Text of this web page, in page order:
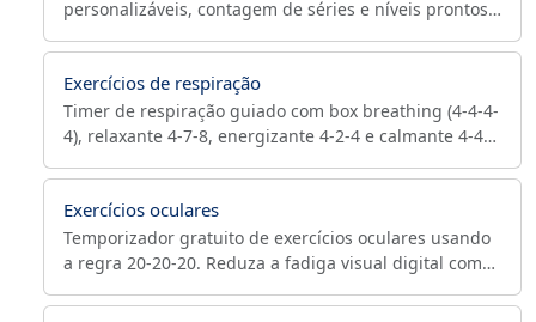
personalizáveis, contagem de séries e níveis prontos
navegador.
Exercícios de respiração
Timer de respiração guiado com box breathing (4-4-4-
4), relaxante 4-7-8, energizante 4-2-4 e calmante 4-4-
navegador.
Exercícios oculares
Temporizador gratuito de exercícios oculares usando
a regra 20-20-20. Reduza a fadiga visual digital com